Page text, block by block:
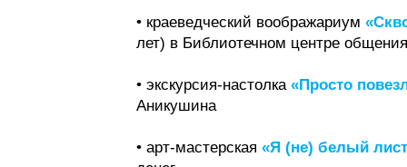
• краеведческий воображариум
лет) в Библиотечном центре
• экскурсия-настолка «Просто
Аникушина
• арт-мастерская «Я (не) белый